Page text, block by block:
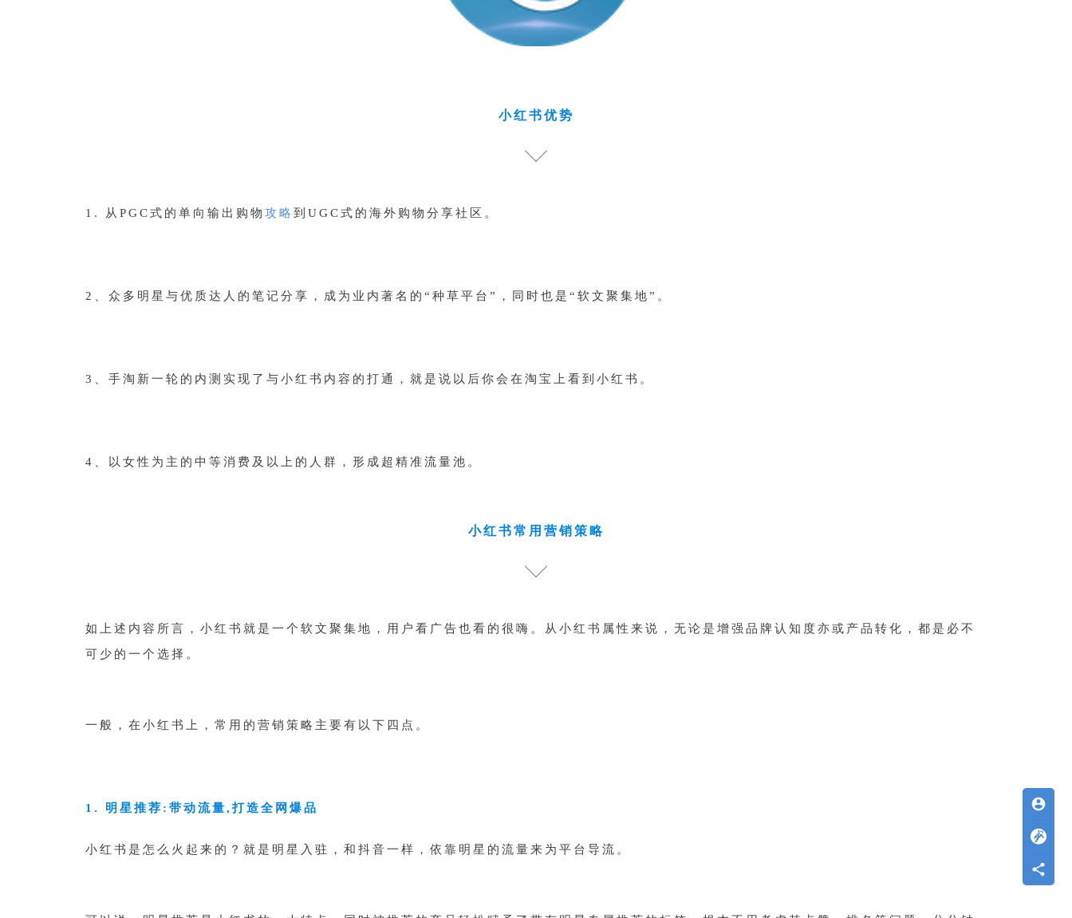
小红书优势
1. 从PGC式的单向输出购物 攻略 到UGC式的海外购物分享社区。
2、众多明星与优质达人的笔记分享，成为业内著名的“种草平台”，同时也是“软文聚集地”。
3、手淘新一轮的内测实现了与小红书内容的打通，就是说以后你会在淘宝上看到小红书。
4、以女性为主的中等消费及以上的人群，形成超精准流量池。
小红书常用营销策略
如上述内容所言，小红书就是一个软文聚集地，用户看广告也看的很嗨。从小红书属性来说，无论是增强品牌认知度亦或产品转化，都是必不
可少的一个选择。
一般，在小红书上，常用的营销策略主要有以下四点。
1. 明星推荐:带动流量,打造全网爆品
小红书是怎么火起来的？就是明星入驻，和抖音一样，依靠明星的流量来为平台导流。
account_circle